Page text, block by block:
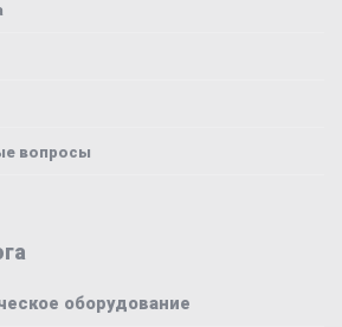
вопросы
оборудование